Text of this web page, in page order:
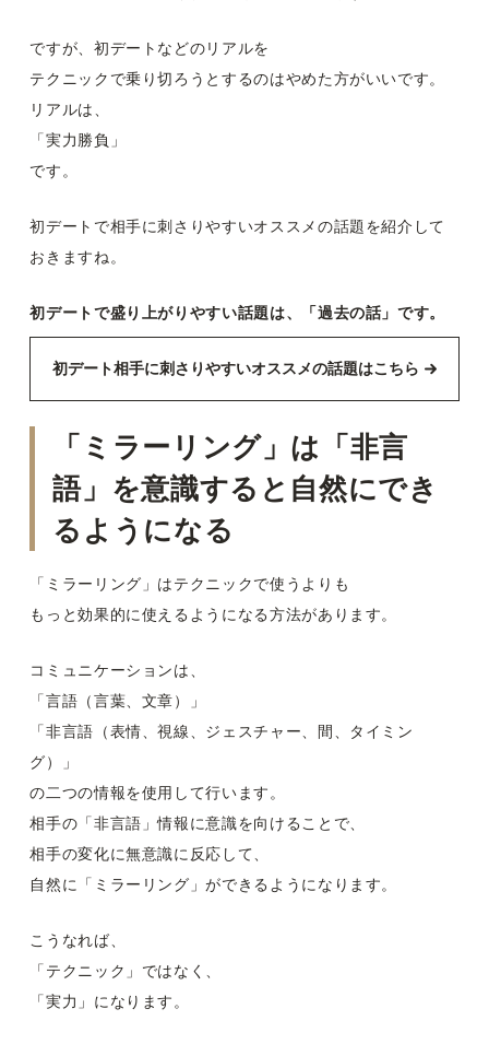
ですが、初デートなどのリアルを
テクニックで乗り切ろうとするのはやめた方がいいです。
リアルは、
「実力勝負」
です。
初デートで相手に刺さりやすいオススメの話題を紹介して
おきますね。
初デートで盛り上がりやすい話題は、「過去の話」です。
初デート相手に刺さりやすいオススメの話題はこちら
「ミラーリング」は「非言
語」を意識すると自然にでき
るようになる
「ミラーリング」はテクニックで使うよりも
もっと効果的に使えるようになる方法があります。
コミュニケーションは、
「言語（言葉、文章）」
「非言語（表情、視線、ジェスチャー、間、タイミン
グ）」
の二つの情報を使用して行います。
相手の「非言語」情報に意識を向けることで、
相手の変化に無意識に反応して、
自然に「ミラーリング」ができるようになります。
こうなれば、
「テクニック」ではなく、
「実力」になります。